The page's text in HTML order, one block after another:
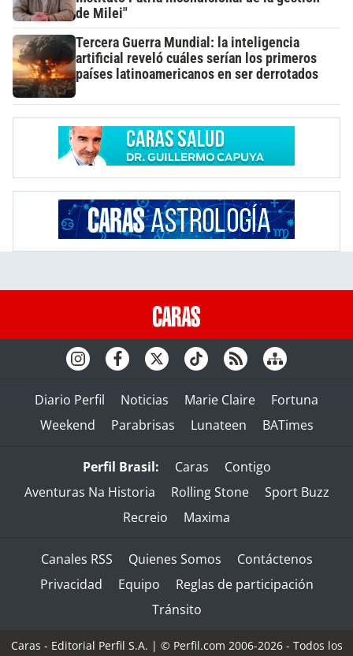
de Milei"
Tercera Guerra Mundial: la inteligencia
artificial reveló cuáles serían los primeros
países latinoamericanos en ser derrotados
Diario Perfil Noticias Marie Claire
Fortuna
Weekend
Parabrisas Lunateen BATimes
Perfil Brasil: Caras
Contigo
Aventuras Na Historia
Rolling Stone
Sport Buzz
Recreio
Maxima
Canales RSS Quienes Somos
Contáctenos
Privacidad
Equipo
Reglas de participación
Tránsito
Caras - Editorial Perfil S.A. | © Perfil.com 2006-2026 - Todos los